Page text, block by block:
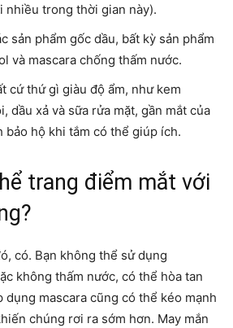
nhiều trong thời gian này).
sản phẩm gốc dầu, bất kỳ sản phẩm
và mascara chống thấm nước.
cứ thứ gì giàu độ ẩm, như kem
dầu xả và sữa rửa mặt, gần mắt của
bảo hộ khi tắm có thể giúp ích.
trang điểm mắt với
có. Bạn không thể sử dụng
không thấm nước, có thể hòa tan
dụng mascara cũng có thể kéo mạnh
chúng rơi ra sớm hơn. May mắn